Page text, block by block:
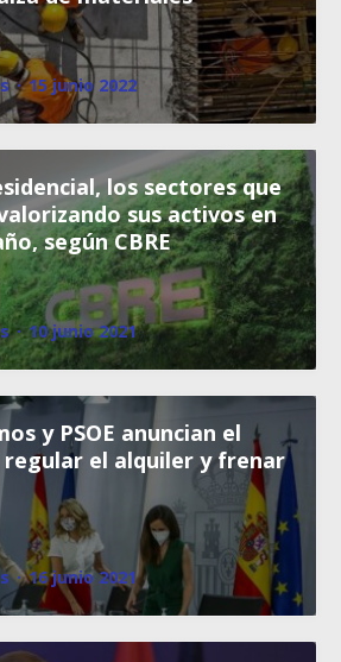
· 15 junio 2022
los sectores que
sus activos en
según CBRE
· 10 junio 2021
y PSOE anuncian el
regular el alquiler y frenar
· 16 junio 2021